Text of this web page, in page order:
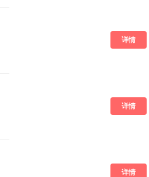
详情
详情
详情